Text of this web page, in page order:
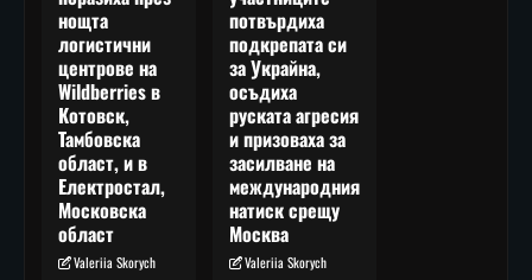
нощта
логистични
центрове на
Wildberries в
Котовск,
Тамбовска
област, и в
Електростал,
Московска
област
Valeriia Skorych
потвърдиха
подкрепата си
за Украйна,
осъдиха
руската агресия
и призоваха за
засилване на
международния
натиск срещу
Москва
Valeriia Skorych